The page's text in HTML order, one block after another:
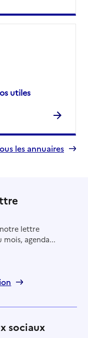
utiles
les annuaires
lettre
agenda...
sociaux